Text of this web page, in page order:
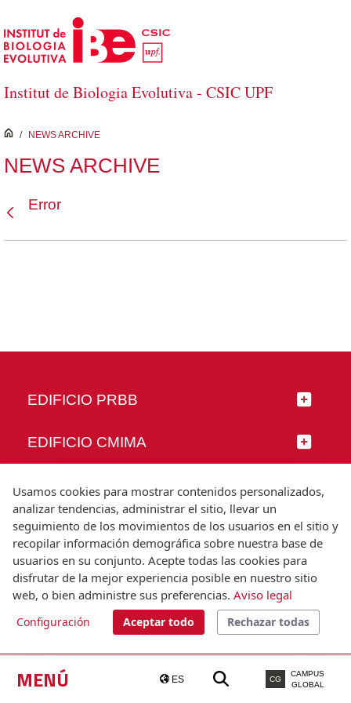
Saltar al contenido principal
Institut de Biologia Evolutiva - CSIC UPF
MENÚ ES CG
CAMPUS
GLOBAL
inici
/ NEWS ARCHIVE
NEWS ARCHIVE
Error
EDIFICIO PRBB
EDIFICIO CMIMA
SÍGUENOS
© Universitat Pompeu Fabra
Barcelona
T.(+34) 93 542 20 00
Usamos cookies para mostrar contenidos personalizados,
analizar tendencias, administrar el sitio, llevar un
seguimiento de los movimientos de los usuarios en el sitio y
recopilar información demográfica sobre nuestra base de
usuarios en su conjunto. Acepte todas las cookies para
disfrutar de la mejor experiencia posible en nuestro sitio
web, o bien administre sus preferencias. Aviso legal
Configuración Aceptar todo Rechazar todas